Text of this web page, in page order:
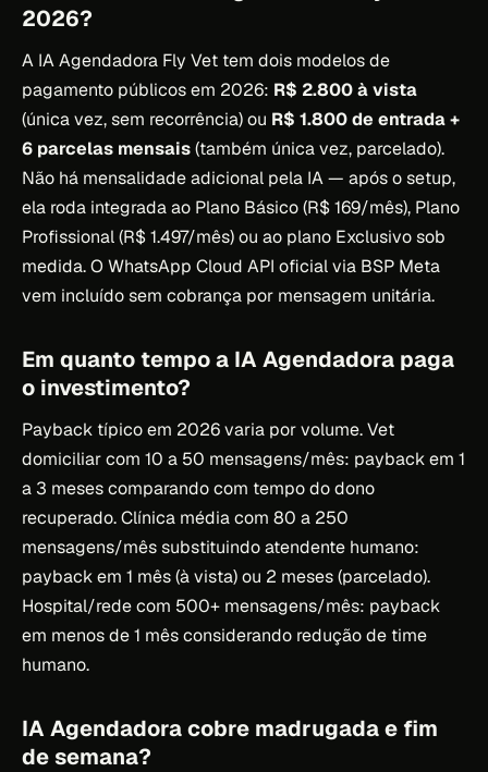
2026?
A IA Agendadora Fly Vet tem dois modelos de
pagamento públicos em 2026: R$ 2.800 à vista
(única vez, sem recorrência) ou R$ 1.800 de entrada +
6 parcelas mensais(também única vez, parcelado).
Não há mensalidade adicional pela IA — após o setup,
ela roda integrada ao Plano Básico (R$ 169/mês), Plano
Profissional (R$ 1.497/mês) ou ao plano Exclusivo sob
medida. O WhatsApp Cloud API oficial via BSP Meta
vem incluído sem cobrança por mensagem unitária.
Em quanto tempo a IA Agendadora paga
o investimento?
Payback típico em 2026 varia por volume. Vet
domiciliar com 10 a 50 mensagens/mês: payback em 1
a 3 meses comparando com tempo do dono
recuperado. Clínica média com 80 a 250
mensagens/mês substituindo atendente humano:
payback em 1 mês (à vista) ou 2 meses (parcelado).
Hospital/rede com 500+ mensagens/mês: payback
em menos de 1 mês considerando redução de time
humano.
IA Agendadora cobre madrugada e fim
de semana?